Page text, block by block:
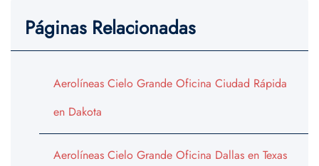
Páginas Relacionadas
Aerolíneas Cielo Grande Oficina Ciudad Rápida
en Dakota
Aerolíneas Cielo Grande Oficina Dallas en Texas